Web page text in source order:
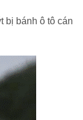
bị bánh ô tô cán